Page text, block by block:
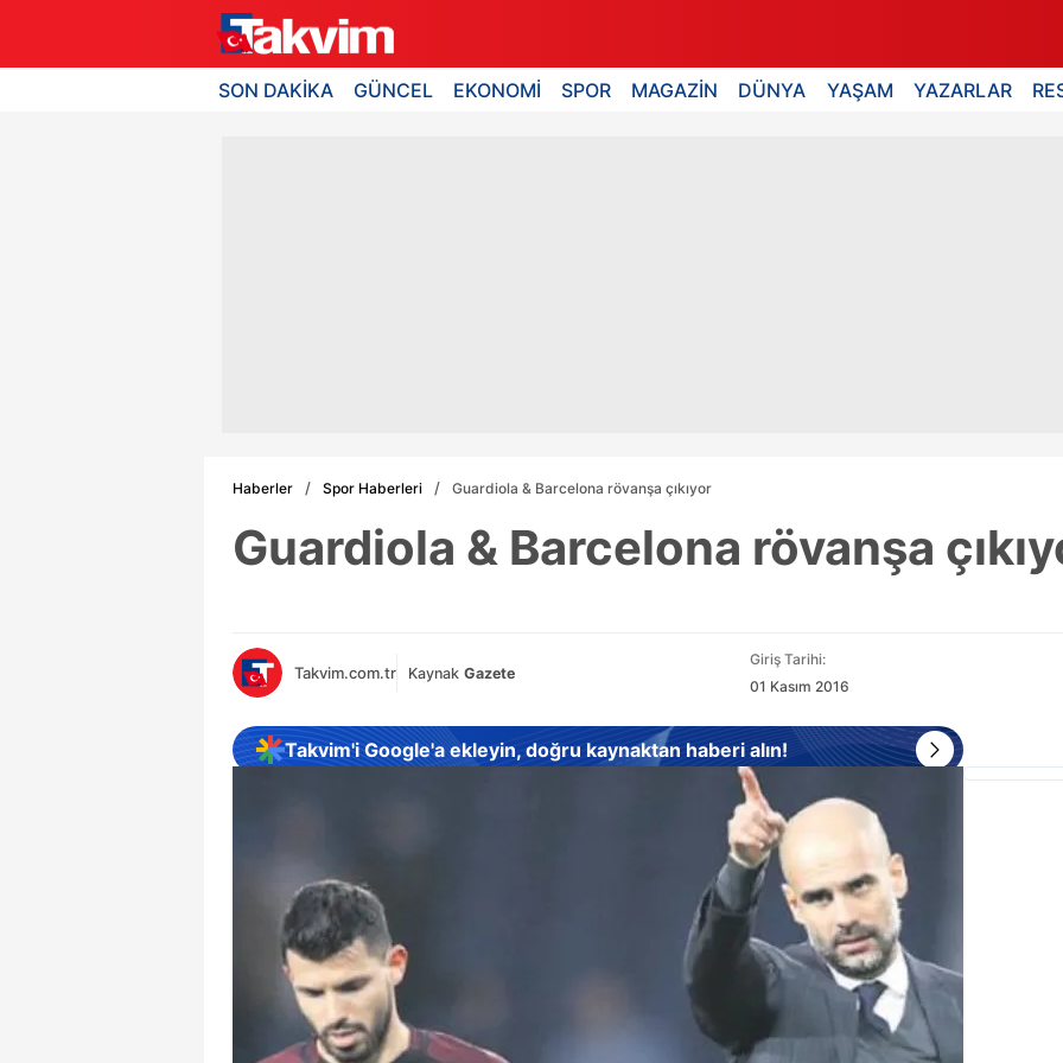
SON DAKİKA GÜNCEL EKONOMİ SPOR MAGAZİN DÜNYA YAŞAM YAZARLAR
Haberler Spor Haberleri Guardiola & Barcelona rövanşa çıkıyor
Guardiola & Barcelona rövanşa
Takvim.com.tr Kaynak Gazete
Giriş Tarihi:
01 Kasım 2016
Takvim'i Google'a ekleyin, doğru kaynaktan haberi alın!